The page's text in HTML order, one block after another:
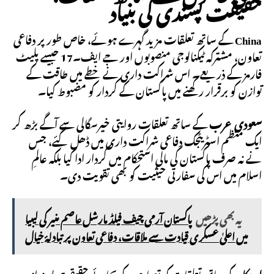
حقیقت پسندی کی بنیاد
Chinaکے ساتھ تعلقات مزید گہرے ہوئے، خاص طور پر دفاعی
تعاون، مشترکہ ٹیکنالوجی منصوبوں اور جے ایف۔17 جیسے پلیٹ
فارمز کے ذریعے۔ اس شراکت داری نے خطے میں طاقت کے
توازن کو برقرار رکھنے میں پاکستان کے کردار کو مضبوط کیا۔
سعودی عربکے ساتھ تعلقات روایتی خیرسگالی سے آگے بڑھ کر
ایک منظم اسٹریٹجک دفاعی شراکت داری میں ڈھل گئے، جس
نے نہ صرف پاکستان کی مالی استحکام میں کردار ادا کیا بلکہ عالمِ
اسلام میں اس کی سفارتی حیثیت کو بھی تقویت دی۔
یہ بھی پڑھیںپاکستان آرمی چیف فیلڈ مارشل عاصم منیر کی لیبیا
میں اعلیٰ عسکری قیادت سے ملاقات، دفاعی تعاون پر تبادلۂ خیال